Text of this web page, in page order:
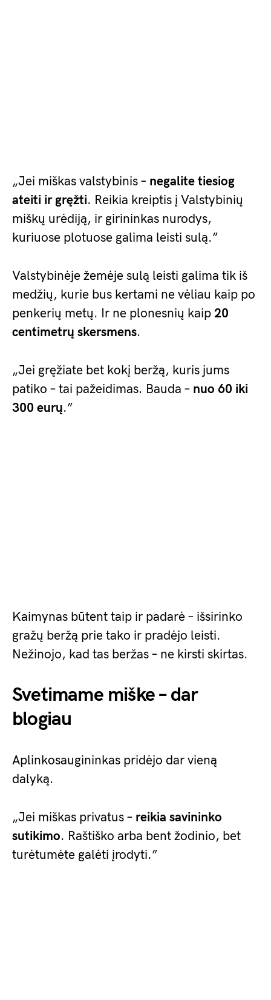
„Jei miškas valstybinis – negalite tiesiog
ateiti ir gręžti. Reikia kreiptis į Valstybinių
miškų urėdiją, ir girininkas nurodys,
kuriuose plotuose galima leisti sulą.”
Valstybinėje žemėje sulą leisti galima tik iš
medžių, kurie bus kertami ne vėliau kaip po
penkerių metų. Ir ne plonesnių kaip 20
centimetrų skersmens.
„Jei gręžiate bet kokį beržą, kuris jums
patiko – tai pažeidimas. Bauda – nuo 60 iki
300 eurų.”
Kaimynas būtent taip ir padarė – išsirinko
gražų beržą prie tako ir pradėjo leisti.
Nežinojo, kad tas beržas – ne kirsti skirtas.
Svetimame miške – dar
blogiau
Aplinkosaugininkas pridėjo dar vieną
dalyką.
„Jei miškas privatus – reikia savininko
sutikimo. Raštiško arba bent žodinio, bet
turėtumėte galėti įrodyti.”